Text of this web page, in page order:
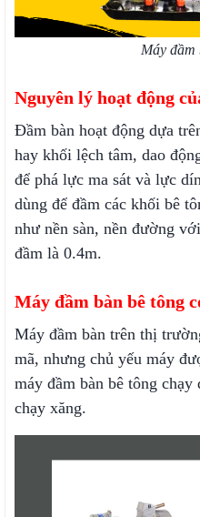
Máy đầm
Nguyên lý hoạt động
Đầm bàn hoạt động dựa
hay khối lệch tâm, dao
để phá lực ma sát và lực
dùng để đầm các khối bê
như nền sàn, nền đường
đầm là 0.4m.
Máy đầm bàn bê tông
Máy đầm bàn trên thị
mã, nhưng chủ yếu máy
máy đầm bàn bê tông
chạy xăng.